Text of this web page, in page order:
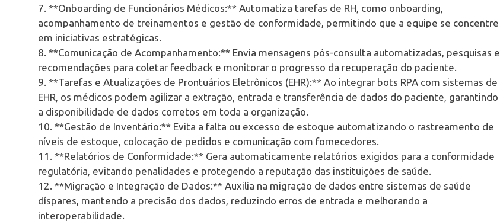
7. **Onboarding de Funcionários Médicos:** Automatiza tarefas de RH, como onboarding,
acompanhamento de treinamentos e gestão de conformidade, permitindo que a equipe se concentre
em iniciativas estratégicas.
8. **Comunicação de Acompanhamento:** Envia mensagens pós-consulta automatizadas, pesquisas e
recomendações para coletar feedback e monitorar o progresso da recuperação do paciente.
9. **Tarefas e Atualizações de Prontuários Eletrônicos (EHR):** Ao integrar bots RPA com sistemas de
EHR, os médicos podem agilizar a extração, entrada e transferência de dados do paciente, garantindo
a disponibilidade de dados corretos em toda a organização.
10. **Gestão de Inventário:** Evita a falta ou excesso de estoque automatizando o rastreamento de
níveis de estoque, colocação de pedidos e comunicação com fornecedores.
11. **Relatórios de Conformidade:** Gera automaticamente relatórios exigidos para a conformidade
regulatória, evitando penalidades e protegendo a reputação das instituições de saúde.
12. **Migração e Integração de Dados:** Auxilia na migração de dados entre sistemas de saúde
díspares, mantendo a precisão dos dados, reduzindo erros de entrada e melhorando a
interoperabilidade.